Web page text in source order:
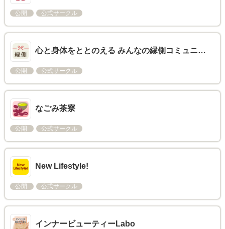
公開 公式サークル
心と身体をととのえる みんなの縁側コミュニ…
公開 公式サークル
なごみ茶寮
公開 公式サークル
New Lifestyle!
公開 公式サークル
インナービューティーLabo